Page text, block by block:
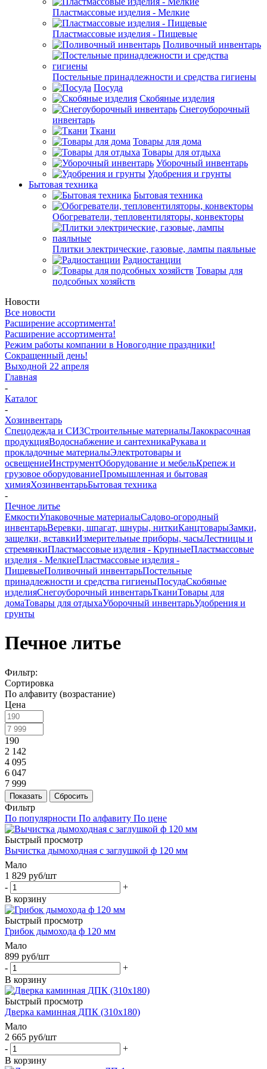
Пластмассовые изделия - Мелкие
Пластмассовые изделия - Пищевые
Поливочный инвентарь
Постельные принадлежности и средства гигиены
Посуда
Скобяные изделия
Снегоуборочный
инвентарь
Ткани
Товары для дома
Товары для отдыха
Уборочный инвентарь
Удобрения и грунты
Бытовая техника
Бытовая техника
Обогреватели, тепловентиляторы, конвекторы
Плитки электрические, газовые, лампы паяльные
Радиостанции
Товары для
подсобных хозяйств
Новости
Все новости
Расширение ассортимента!
Расширение ассортимента!
Режим работы компании в Новогодние праздники!
Сокращенный день!
Выходной 22 апреля
Главная
-
Каталог
-
Хозинвентарь
Спецодежда и СИЗСтроительные материалыЛакокрасочная
продукцияВодоснабжение и сантехникаРукава и
прокладочные материалыЭлектротовары и
освещениеИнструментОборудование и мебельКрепеж и
грузовое оборудованиеПромышленная и бытовая
химияХозинвентарьБытовая техника
-
Печное литье
ЕмкостиУпаковочные материалыСадово-огородный
инвентарьВеревки, шпагат, шнуры, ниткиКанцтоварыЗамки,
защелки, вставкиИзмерительные приборы, часыЛестницы и
стремянкиПластмассовые изделия - КрупныеПластмассовые
изделия - МелкиеПластмассовые изделия -
ПищевыеПоливочный инвентарьПостельные
принадлежности и средства гигиеныПосудаСкобяные
изделияСнегоуборочный инвентарьТканиТовары для
домаТовары для отдыхаУборочный инвентарьУдобрения и
грунты
Печное литье
Фильтр:
Сортировка
По алфавиту (возрастание)
Цена
190
2 142
4 095
6 047
7 999
Показать Сбросить
Фильтр
По популярности По алфавиту По цене
Быстрый просмотр
Вычистка дымоходная с заглушкой ф 120 мм
Мало
1 829 руб/шт
-
+
В корзину
Быстрый просмотр
Грибок дымохода ф 120 мм
Мало
899 руб/шт
-
+
В корзину
Быстрый просмотр
Дверка каминная ДПК (310х180)
Мало
2 665 руб/шт
-
+
В корзину